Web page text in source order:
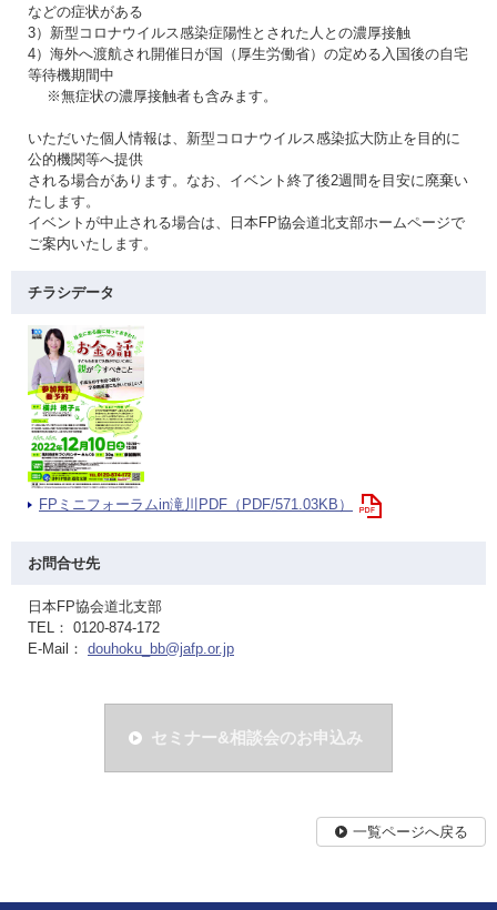
などの症状がある
3）新型コロナウイルス感染症陽性とされた人との濃厚接触
4）海外へ渡航され開催日が国（厚生労働省）の定める入国後の自宅
等待機期間中
※無症状の濃厚接触者も含みます。
いただいた個人情報は、新型コロナウイルス感染拡大防止を目的に
公的機関等へ提供
される場合があります。なお、イベント終了後2週間を目安に廃棄い
たします。
イベントが中止される場合は、日本FP協会道北支部ホームページで
ご案内いたします。
チラシデータ
FPミニフォーラムin滝川PDF（PDF/571.03KB）
お問合せ先
日本FP協会道北支部
TEL： 0120-874-172
E-Mail： douhoku_bb@jafp.or.jp
セミナー&相談会のお申込み
一覧ページへ戻る